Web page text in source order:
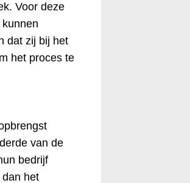
Voor deze
dat zij bij het
het proces te
van de
bedrijf
het